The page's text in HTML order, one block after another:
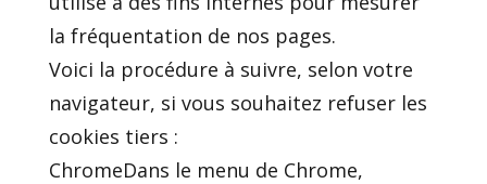
la fréquentation de nos pages.
Voici la procédure à suivre, selon votre
navigateur, si vous souhaitez refuser les
cookies tiers :
ChromeDans le menu de Chrome,